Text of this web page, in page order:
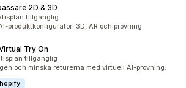
2D & 3D
totalt
tillgänglig
produktkonfigurator: 3D, AR och provning
Try On
totalt tillgänglig
och minska returerna med virtuell AI-provning.